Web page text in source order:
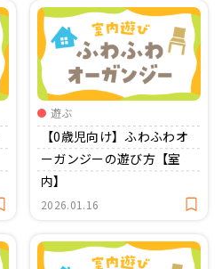
遊ぶ
【0歳児向け】ふわふわオ
ーガンジーの遊び方【室
内】
2026.01.16